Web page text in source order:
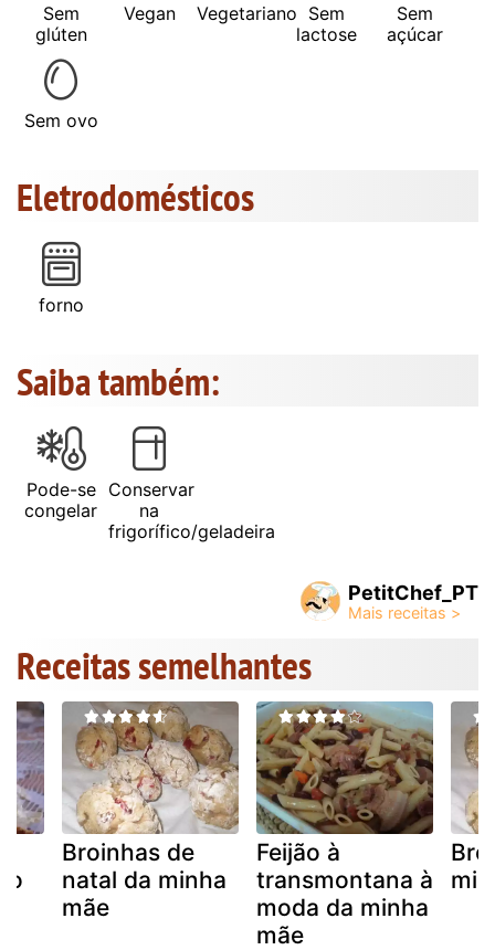
Sem
glúten
Vegan Vegetariano Sem
lactose
Sem
açúcar
Sem ovo
Eletrodomésticos
forno
Saiba também:
Pode-se
congelar
Conservar
na
frigorífico/geladeira
PetitChef_PT
Receitas semelhantes
Broinhas de
natal da minha
mãe
Feijão à
transmontana à
moda da minha
mãe